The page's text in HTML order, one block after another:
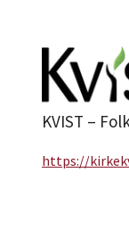
KVIST –
https://